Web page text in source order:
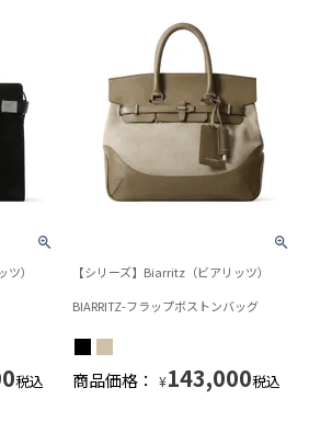
）
税込
【シリーズ】Biarritz（ビアリッツ）
BIARRITZ-フラップボストンバッグ
商品価格： ¥143,000税込